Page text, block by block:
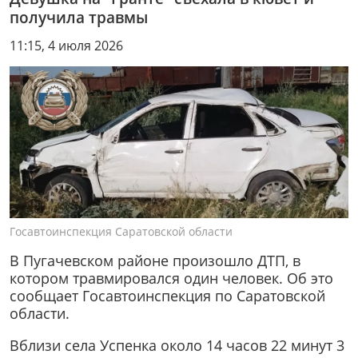
получила травмы
11:15, 4 июля 2026
Госавтоинспекция Саратовской области
В Пугачевском районе произошло ДТП, в
котором травмировался один человек. Об это
сообщает Госавтоинспекция по Саратовской
области.
Вблизи села Успенка около 14 часов 22 минут 3